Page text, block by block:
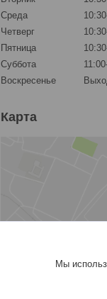
Среда
Четверг
Пятница
Суббота
Воскресенье
Карта
Мы